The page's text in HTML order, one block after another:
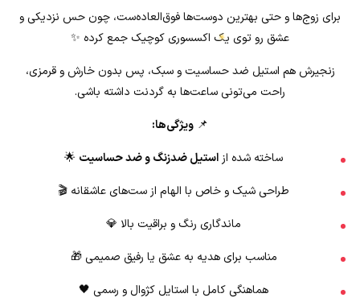
برای زوج‌ها و حتی بهترین دوست‌ها فوق‌العاده‌ست، چون حس نزدیکی و
عشق رو توی یک اکسسوری کوچیک جمع کرده ✨
زنجیرش هم استیل ضد حساسیت و سبک، پس بدون خارش و قرمزی،
راحت می‌تونی ساعت‌ها به گردنت داشته باشی.
📌 ویژگی‌ها:
ساخته شده از استیل ضدزنگ و ضد حساسیت 🌟
طراحی شیک و خاص با الهام از ست‌های عاشقانه 🎬
ماندگاری رنگ و براقیت بالا 💎
مناسب برای هدیه به عشق یا رفیق صمیمی 🎁
هماهنگی کامل با استایل کژوال و رسمی 🖤